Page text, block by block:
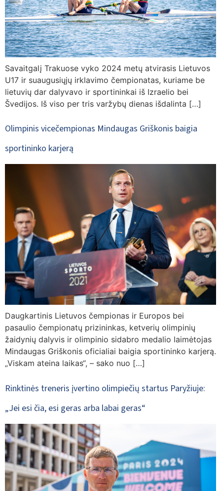
Savaitgalį Trakuose vyko 2024 metų atvirasis Lietuvos
U17 ir suaugusiųjų irklavimo čempionatas, kuriame be
lietuvių dar dalyvavo ir sportininkai iš Izraelio bei
Švedijos. Iš viso per tris varžybų dienas išdalinta […]
Olimpinis vicečempionas Mindaugas Griškonis baigia
sportininko karjerą
Daugkartinis Lietuvos čempionas ir Europos bei
pasaulio čempionatų prizininkas, ketverių olimpinių
žaidynių dalyvis ir olimpinio sidabro medalio laimėtojas
Mindaugas Griškonis oficialiai baigia sportininko karjerą.
„Viskam ateina laikas“, – sako nuo […]
Rinktinės treneris įvertino olimpiečių startus Paryžiuje:
„Jei esi čia, esi geras arba labai geras“